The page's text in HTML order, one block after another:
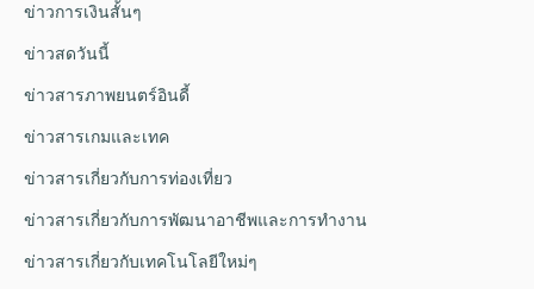
ข่าวการเงินสั้นๆ
ข่าวสดวันนี้
ข่าวสารภาพยนตร์อินดี้
ข่าวสารเกมและเทค
ข่าวสารเกี่ยวกับการท่องเที่ยว
ข่าวสารเกี่ยวกับการพัฒนาอาชีพและการทำงาน
ข่าวสารเกี่ยวกับเทคโนโลยีใหม่ๆ